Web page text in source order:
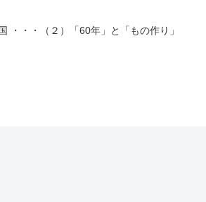
術立国 ・・・（２）「60年」と「もの作り」